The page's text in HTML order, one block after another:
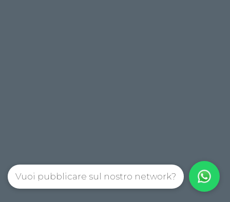
Vuoi pubblicare sul nostro network?